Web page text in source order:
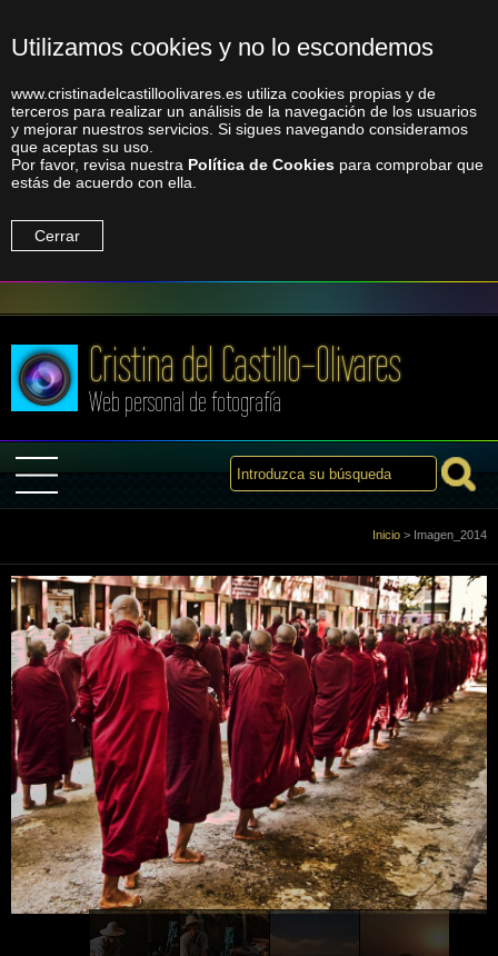
Utilizamos cookies y no lo escondemos
www.cristinadelcastilloolivares.es utiliza cookies propias y de
terceros para realizar un análisis de la navegación de los usuarios
y mejorar nuestros servicios. Si sigues navegando consideramos
que aceptas su uso.
Por favor, revisa nuestra Política de Cookies para comprobar que
estás de acuerdo con ella.
Cerrar
Cristina del Castillo-Olivares
Web personal de fotografía
Sobre Mi
Galería
Libro de visitas
Enlaces
Contacto
Inicio > Imagen_2014